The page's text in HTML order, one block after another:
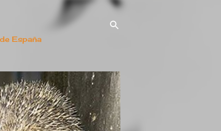
España